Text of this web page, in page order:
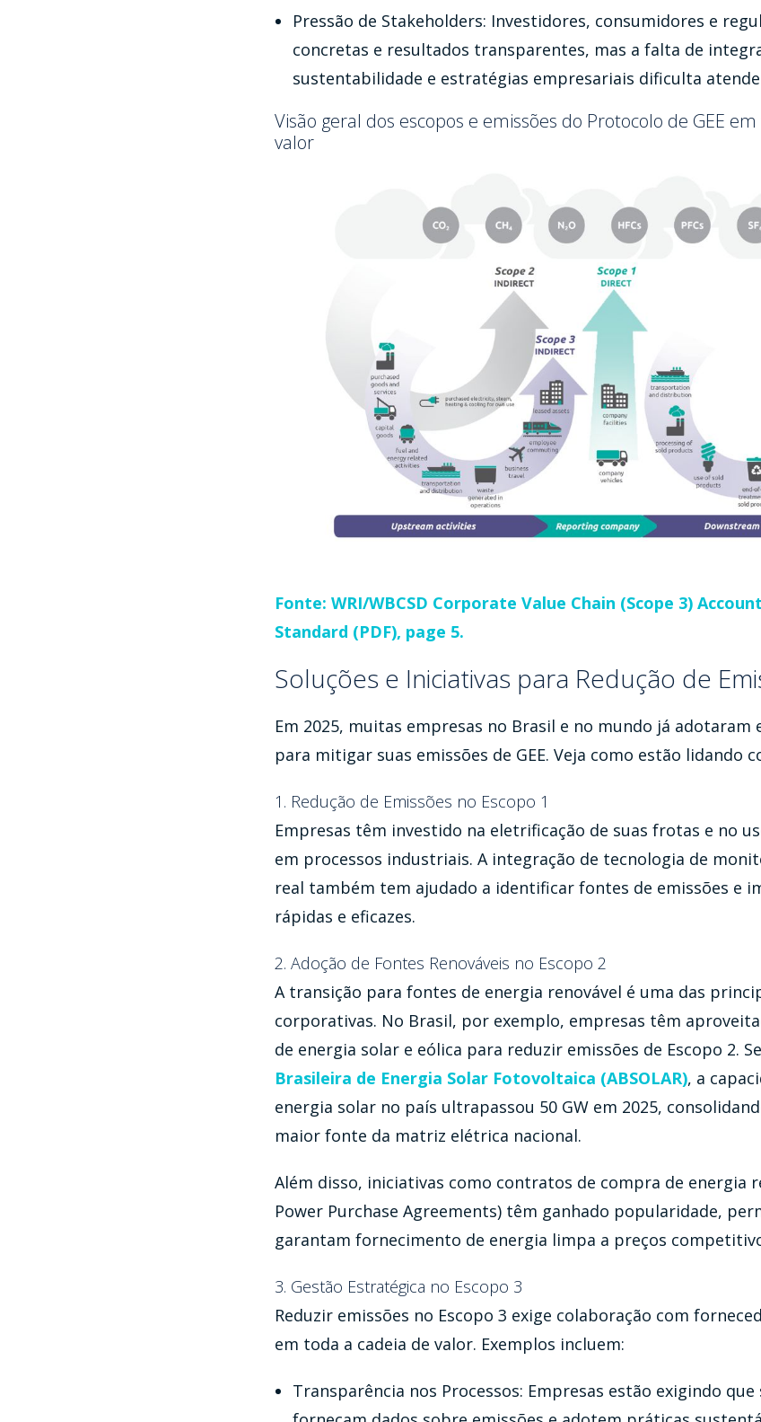
Pressão de Stakeholders: Investidores, consumidores e
concretas e resultados transparentes, mas a falta de
sustentabilidade e estratégias empresariais dificulta
Visão geral dos escopos e emissões do Protocolo de GEE
valor
Fonte: WRI/WBCSD Corporate Value Chain (Scope 3)
Standard (PDF), page 5.
Soluções e Iniciativas para Redução de
Em 2025, muitas empresas no Brasil e no mundo já adotaram
para mitigar suas emissões de GEE. Veja como estão lidando
1. Redução de Emissões no Escopo 1
Empresas têm investido na eletrificação de suas frotas e no
em processos industriais. A integração de tecnologia de
real também tem ajudado a identificar fontes de emissões e
rápidas e eficazes.
2. Adoção de Fontes Renováveis no Escopo 2
A transição para fontes de energia renovável é uma das
corporativas. No Brasil, por exemplo, empresas têm
de energia solar e eólica para reduzir emissões de Escopo 2.
Brasileira de Energia Solar Fotovoltaica (ABSOLAR), a
energia solar no país ultrapassou 50 GW em 2025,
maior fonte da matriz elétrica nacional.
Além disso, iniciativas como contratos de compra de energia
Power Purchase Agreements) têm ganhado popularidade,
garantam fornecimento de energia limpa a preços
3. Gestão Estratégica no Escopo 3
Reduzir emissões no Escopo 3 exige colaboração com
em toda a cadeia de valor. Exemplos incluem:
Transparência nos Processos: Empresas estão exigindo